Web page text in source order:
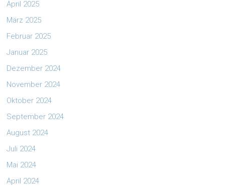
April 2025
März 2025
Februar 2025
Januar 2025
Dezember 2024
November 2024
Oktober 2024
September 2024
August 2024
Juli 2024
Mai 2024
April 2024